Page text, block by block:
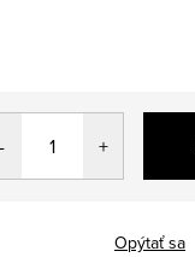
Opýtať sa